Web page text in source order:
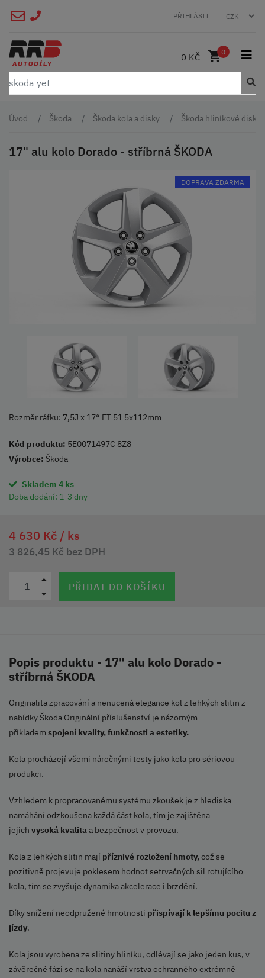
PŘIHLÁSIT
0 KČ 0
Úvod Škoda Škoda kola a disky Škoda hliníkové disky
17" alu kolo Dorado - stříbrná ŠKODA
DOPRAVA ZDARMA
Rozměr ráfku: 7,5J x 17“ ET 51 5x112mm
Kód produktu: 5E0071497C 8Z8
Výrobce: Škoda
Skladem 4 ks
Doba dodání: 1-3 dny
4 630 Kč / ks
3 826,45 Kč bez DPH
PŘIDAT DO KOŠÍKU
Popis produktu - 17" alu kolo Dorado -
stříbrná ŠKODA
Originalita zpracování a nenucená elegance kol z lehkých slitin z
nabídky Škoda Originální příslušenství je názorným
příkladem spojení kvality, funkčnosti a estetiky.
Kola procházejí všemi náročnými testy jako kola pro sériovou
produkci.
Vzhledem k propracovanému systému zkoušek je z hlediska
namáhání odzkoušena každá část kola, tím je zajištěna
jejich vysoká kvalitaa bezpečnost v provozu.
Kola z lehkých slitin mají příznivé rozložení hmoty,což se
pozitivně projevuje poklesem hodnot setrvačných sil rotujícího
kola, tím se zvyšuje dynamika akcelerace i brzdění.
Díky snížení neodpružené hmotnosti přispívají k lepšímu pocitu z
jízdy.
Kola jsou vyrobena ze slitiny hliníku, odlévají se jako jeden kus, v
závěrečné fázi se na kola nanáší vrstva ochranného extrémně